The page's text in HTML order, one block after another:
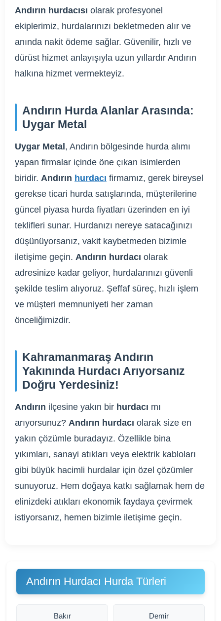
Andırın hurdacısı olarak profesyonel
ekiplerimiz, hurdalarınızı bekletmeden alır ve
anında nakit ödeme sağlar. Güvenilir, hızlı ve
dürüst hizmet anlayışıyla uzun yıllardır Andırın
halkına hizmet vermekteyiz.
Andırın Hurda Alanlar Arasında:
Uygar Metal
Uygar Metal, Andırın bölgesinde hurda alımı
yapan firmalar içinde öne çıkan isimlerden
biridir. Andırın hurdacı firmamız, gerek bireysel
gerekse ticari hurda satışlarında, müşterilerine
güncel piyasa hurda fiyatları üzerinden en iyi
teklifleri sunar. Hurdanızı nereye satacağınızı
düşünüyorsanız, vakit kaybetmeden bizimle
iletişime geçin. Andırın hurdacı olarak
adresinize kadar geliyor, hurdalarınızı güvenli
şekilde teslim alıyoruz. Şeffaf süreç, hızlı işlem
ve müşteri memnuniyeti her zaman
önceliğimizdir.
Kahramanmaraş Andırın
Yakınında Hurdacı Arıyorsanız
Doğru Yerdesiniz!
Andırın ilçesine yakın bir hurdacı mı
arıyorsunuz? Andırın hurdacı olarak size en
yakın çözümle buradayız. Özellikle bina
yıkımları, sanayi atıkları veya elektrik kabloları
gibi büyük hacimli hurdalar için özel çözümler
sunuyoruz. Hem doğaya katkı sağlamak hem de
elinizdeki atıkları ekonomik faydaya çevirmek
istiyorsanız, hemen bizimle iletişime geçin.
Andırın Hurdacı Hurda Türleri
Bakır Demir